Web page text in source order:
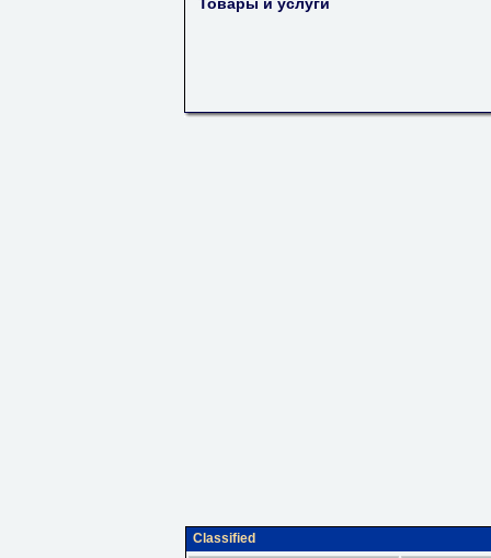
Classified